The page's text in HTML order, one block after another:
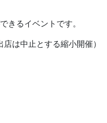
きるイベントです。
は中止とする縮小開催）